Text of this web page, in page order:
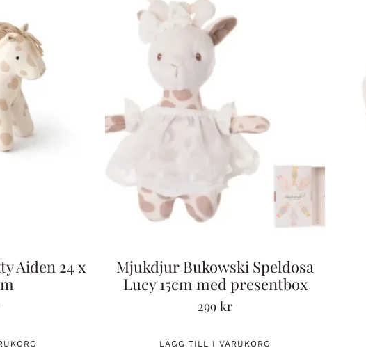
Aiden 24 x
Mjukdjur Bukowski Speldosa
Lucy 15cm med presentbox
299 kr
LÄGG TILL I VARUKORG